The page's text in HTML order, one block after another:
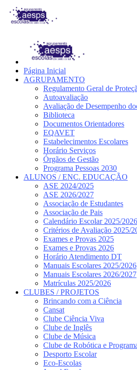
Página Inicial
AGRUPAMENTO
Regulamento Geral de
Autoavaliação
Avaliação de Desempenho
Biblioteca
Documentos Orientadores
EQAVET
Estabelecimentos Escolares
Horário Serviços
Órgãos de Gestão
Programa Pessoas 2030
ALUNOS / ENC. EDUCAÇÃO
ASE 2024/2025
ASE 2026/2027
Associação de Estudantes
Associação de Pais
Calendário Escolar 2025/2026
Critérios de Avaliação 2025/
Exames e Provas 2025
Exames e Provas 2026
Horário Atendimento DT
Manuais Escolares 2025/2026
Manuais Escolares 2026/2027
Matrículas 2025/2026
CLUBES / PROJETOS
Brincando com a Ciência
Cansat
Clube Ciência Viva
Clube de Inglês
Clube de Música
Clube de Robótica e
Desporto Escolar
Eco-Escolas